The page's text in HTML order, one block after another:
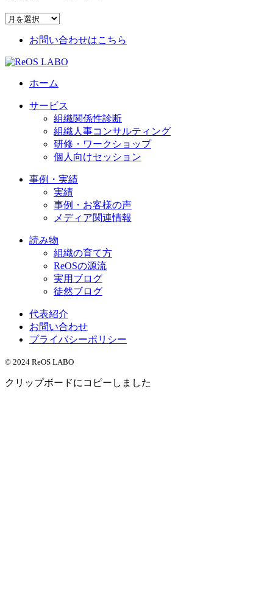
お問い合わせはこちら
ホーム
サービス
組織関係性診断
組織人事コンサルティング
研修・ワークショップ
個人向けセッション
事例・実績
実績
事例・お客様の声
メディア関連情報
読み物
組織の育て方
ReOSの源流
実用ブログ
徒然ブログ
代表紹介
お問い合わせ
プライバシーポリシー
© 2024 ReOS LABO
クリップボードにコピーしました